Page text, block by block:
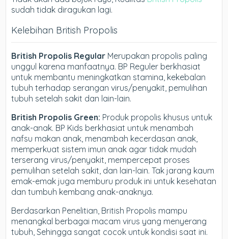
sudah tidak diragukan lagi.
Kelebihan British Propolis
British Propolis Regular Merupakan propolis paling
unggul karena manfaatnya. BP Reguler berkhasiat
untuk membantu meningkatkan stamina, kekebalan
tubuh terhadap serangan virus/penyakit, pemulihan
tubuh setelah sakit dan lain-lain.
British Propolis Green: Produk propolis khusus untuk
anak-anak. BP Kids berkhasiat untuk menambah
nafsu makan anak, menambah kecerdasan anak,
memperkuat sistem imun anak agar tidak mudah
terserang virus/penyakit, mempercepat proses
pemulihan setelah sakit, dan lain-lain. Tak jarang kaum
emak-emak juga memburu produk ini untuk kesehatan
dan tumbuh kembang anak-anaknya.
Berdasarkan Penelitian, British Propolis mampu
menangkal berbagai macam virus yang menyerang
tubuh, Sehingga sangat cocok untuk kondisi saat ini.